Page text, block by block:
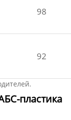
98
92
пластика